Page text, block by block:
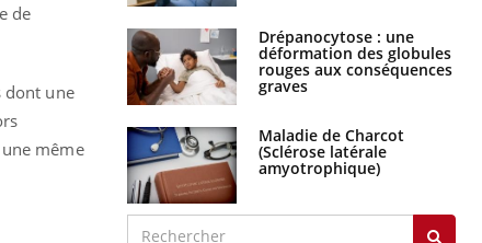
de
dont une
même
Drépanocytose : une
déformation des globules
rouges aux conséquences
graves
Maladie de Charcot
(Sclérose latérale
amyotrophique)